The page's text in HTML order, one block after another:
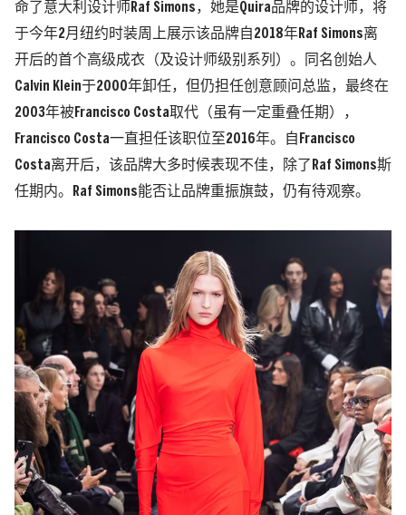
命了意大利设计师Raf Simons，她是Quira品牌的设计师，将
于今年2月纽约时装周上展示该品牌自2018年Raf Simons离
开后的首个高级成衣（及设计师级别系列）。同名创始人
Calvin Klein于2000年卸任，但仍担任创意顾问总监，最终在
2003年被Francisco Costa取代（虽有一定重叠任期），
Francisco Costa一直担任该职位至2016年。自Francisco
Costa离开后，该品牌大多时候表现不佳，除了Raf Simons斯
任期内。Raf Simons能否让品牌重振旗鼓，仍有待观察。